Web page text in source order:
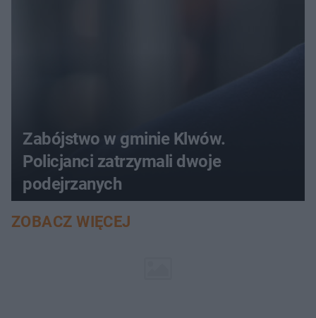
Zabójstwo w gminie Klwów.
Policjanci zatrzymali dwoje
podejrzanych
ZOBACZ WIĘCEJ